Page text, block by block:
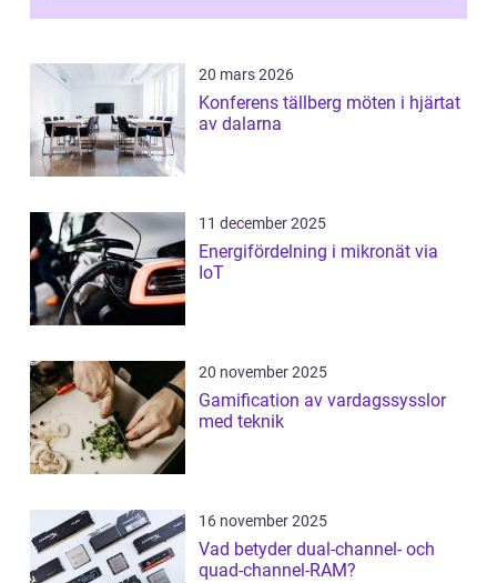
20 mars 2026
Konferens tällberg möten i hjärtat
av dalarna
11 december 2025
Energifördelning i mikronät via
IoT
20 november 2025
Gamification av vardagssysslor
med teknik
16 november 2025
Vad betyder dual-channel- och
quad-channel-RAM?